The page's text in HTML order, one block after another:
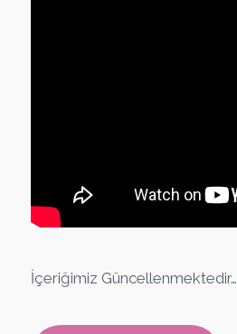
İçeriğimiz Güncellenmektedir…